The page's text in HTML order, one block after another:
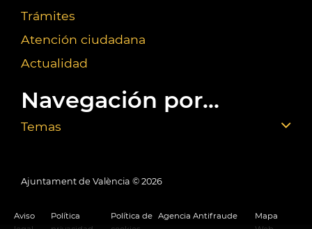
Trámites
Atención ciudadana
Actualidad
Navegación por...
Temas
Ajuntament de València © 2026
Aviso
Política
Política de Agencia Antifraude
Mapa